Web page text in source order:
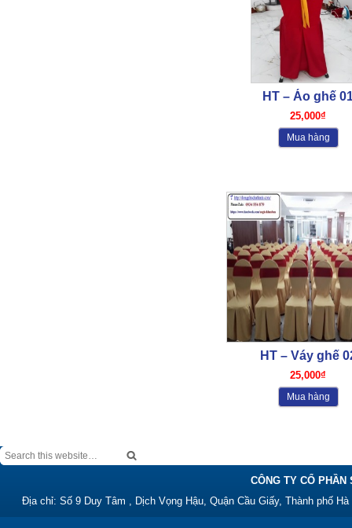
HT – Áo ghế
25,000₫
Mua hàng
HT – Váy ghế
25,000₫
Mua hàng
CÔNG TY CỔ
Địa chỉ: Số 9 Duy Tâm , Dịch Vọng Hậu, Quận Cầu Giấy, Thành phố